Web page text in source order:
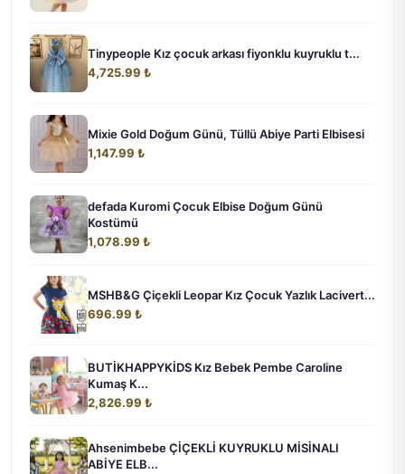
Tinypeople Kız çocuk arkası fiyonklu kuyruklu t...
4,725.99 ₺
Mixie Gold Doğum Günü, Tüllü Abiye Parti Elbisesi
1,147.99 ₺
defada Kuromi Çocuk Elbise Doğum Günü
Kostümü
1,078.99 ₺
MSHB&G Çiçekli Leopar Kız Çocuk Yazlık Lacivert...
696.99 ₺
BUTİKHAPPYKİDS Kız Bebek Pembe Caroline
Kumaş K...
2,826.99 ₺
Ahsenimbebe ÇİÇEKLİ KUYRUKLU MİSİNALI
ABİYE ELB...